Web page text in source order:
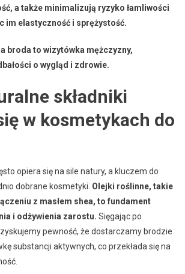
a także minimalizują ryzyko łamliwości
im elastyczność i sprężystość.
broda to wizytówka mężczyzny,
o wygląd i zdrowie.
składniki
w kosmetykach do
opiera się na sile natury, a kluczem do
dobrane kosmetyki. Olejki roślinne, takie
z masłem shea, to fundament
i odżywienia zarostu. Sięgając po
pewność, że dostarczamy brodzie
substancji aktywnych, co przekłada się na